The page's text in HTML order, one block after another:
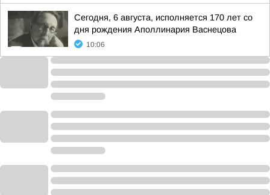
Сегодня, 6 августа, исполняется 170 лет со
дня рождения Аполлинария Васнецова
10:06